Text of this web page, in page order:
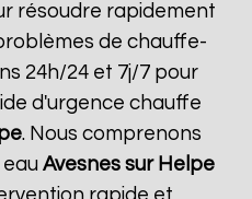
résoudre rapidement
de chauffe-
24h/24 et 7j/7 pour
d'urgence chauffe
. Nous comprenons
eauAvesnes sur Helpe